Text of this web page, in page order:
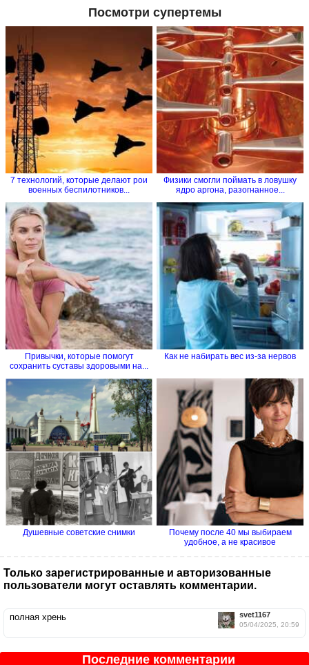
Посмотри супертемы
7 технологий, которые делают рои
военных беспилотников...
Физики смогли поймать в ловушку
ядро аргона, разогнанное...
Привычки, которые помогут
сохранить суставы здоровыми на...
Как не набирать вес из-за нервов
Душевные советские снимки
Почему после 40 мы выбираем
удобное, а не красивое
Только зарегистрированные и авторизованные
пользователи могут оставлять комментарии.
svet1167
05/04/2025, 20:59
полная хрень
Последние комментарии